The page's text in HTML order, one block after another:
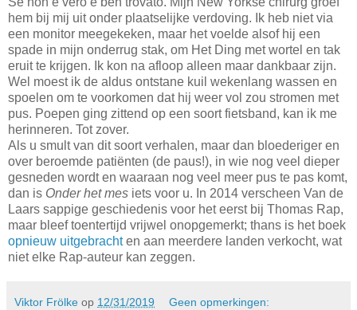
hem bij mij uit onder plaatselijke verdoving. Ik heb niet via
een monitor meegekeken, maar het voelde alsof hij een
spade in mijn onderrug stak, om Het Ding met wortel en tak
eruit te krijgen. Ik kon na afloop alleen maar dankbaar zijn.
Wel moest ik de aldus ontstane kuil wekenlang wassen en
spoelen om te voorkomen dat hij weer vol zou stromen met
pus. Poepen ging zittend op een soort fietsband, kan ik me
herinneren. Tot zover.
Als u smult van dit soort verhalen, maar dan bloederiger en
over beroemde patiënten (de paus!), in wie nog veel dieper
gesneden wordt en waaraan nog veel meer pus te pas komt,
dan is Onder het mes iets voor u. In 2014 verscheen Van de
Laars sappige geschiedenis voor het eerst bij Thomas Rap,
maar bleef toentertijd vrijwel onopgemerkt; thans is het boek
opnieuw uitgebrachten aan meerdere landen verkocht, wat
niet elke Rap-auteur kan zeggen.
Viktor Frölke op 12/31/2019 Geen opmerkingen: